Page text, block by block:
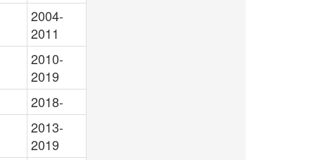
2004-
2011
2010-
2019
2018-
2013-
2019